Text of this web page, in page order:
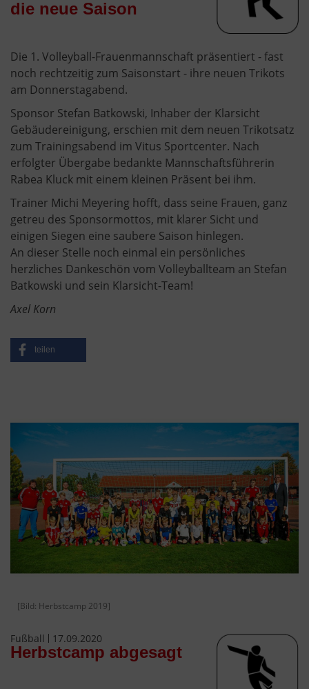
die neue Saison
Die 1. Volleyball-Frauenmannschaft präsentiert - fast
noch rechtzeitig zum Saisonstart - ihre neuen Trikots
am Donnerstagabend.
Sponsor Stefan Batkowski, Inhaber der Klarsicht
Gebäudereinigung, erschien mit dem neuen Trikotsatz
zum Trainingsabend im Vitus Sportcenter. Nach
erfolgter Übergabe bedankte Mannschaftsführerin
Rabea Kluck mit einem kleinen Präsent bei ihm.
Trainer Michi Meyering hofft, dass seine Frauen, ganz
getreu des Sponsormottos, mit klarer Sicht und
einigen Siegen eine saubere Saison hinlegen.
An dieser Stelle noch einmal ein persönliches
herzliches Dankeschön vom Volleyballteam an Stefan
Batkowski und sein Klarsicht-Team!
Axel Korn
teilen
[Bild: Herbstcamp 2019]
Fußball 17.09.2020
Herbstcamp abgesagt